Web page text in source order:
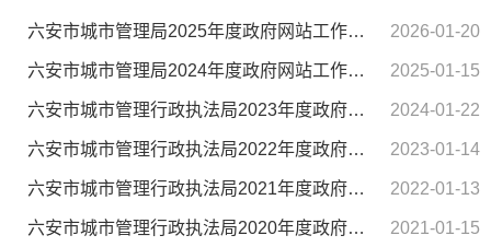
六安市城市管理局2025年度政府网站工作报表 2026-01-20
六安市城市管理局2024年度政府网站工作报表 2025-01-15
六安市城市管理行政执法局2023年度政府网站工作报表 2024-01-22
六安市城市管理行政执法局2022年度政府网站工作报表 2023-01-14
六安市城市管理行政执法局2021年度政府网站工作报表 2022-01-13
六安市城市管理行政执法局2020年度政府网站工作报表 2021-01-15